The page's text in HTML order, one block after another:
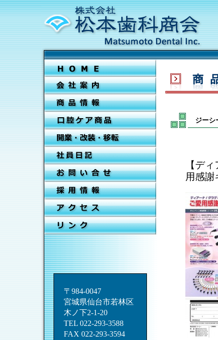
〒984-0047
宮城県仙台市若林区
木ノ下2-1-20
TEL 022-293-3588
FAX 022-293-3594
ジーシ
【デ
用感謝